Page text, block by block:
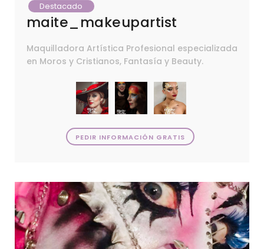
Destacado
maite_makeupartist
Maquilladora Artística Profesional especializada
en Moros y Cristianos, Fantasía y Beauty.
PEDIR INFORMACIÓN GRATIS